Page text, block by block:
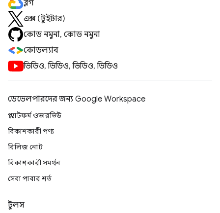
ব্লগ
এক্স (টুইটার)
কোড নমুনা, কোড নমুনা
কোডল্যাব
ভিডিও, ভিডিও, ভিডিও, ভিডিও
ডেভেলপারদের জন্য Google Workspace
প্ল্যাটফর্ম ওভারভিউ
বিকাশকারী পণ্য
রিলিজ নোট
বিকাশকারী সমর্থন
সেবা পাবার শর্ত
টুলস